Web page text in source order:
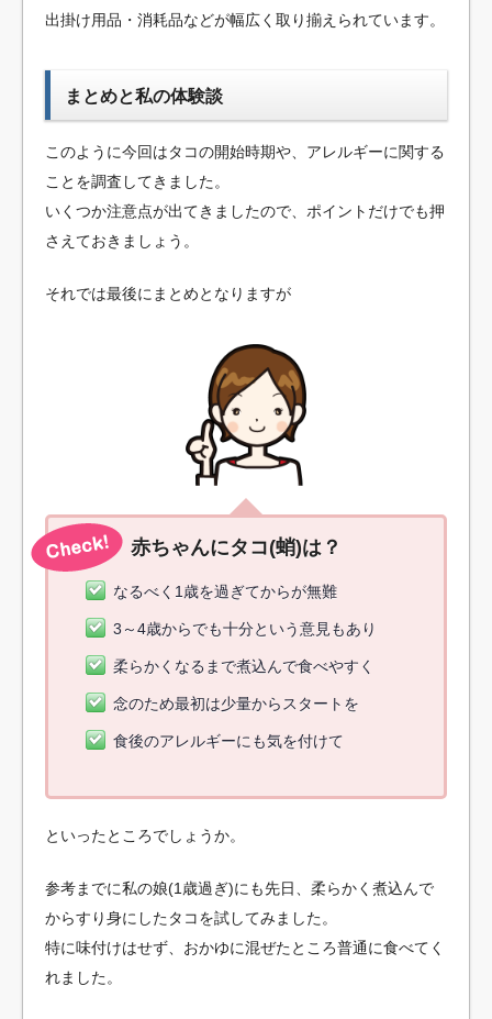
出掛け用品・消耗品などが幅広く取り揃えられています。
まとめと私の体験談
このように今回はタコの開始時期や、アレルギーに関する
ことを調査してきました。
いくつか注意点が出てきましたので、ポイントだけでも押
さえておきましょう。
それでは最後にまとめとなりますが
赤ちゃんにタコ(蛸)は？
なるべく1歳を過ぎてからが無難
3～4歳からでも十分という意見もあり
柔らかくなるまで煮込んで食べやすく
念のため最初は少量からスタートを
食後のアレルギーにも気を付けて
といったところでしょうか。
参考までに私の娘(1歳過ぎ)にも先日、柔らかく煮込んで
からすり身にしたタコを試してみました。
特に味付けはせず、おかゆに混ぜたところ普通に食べてく
れました。